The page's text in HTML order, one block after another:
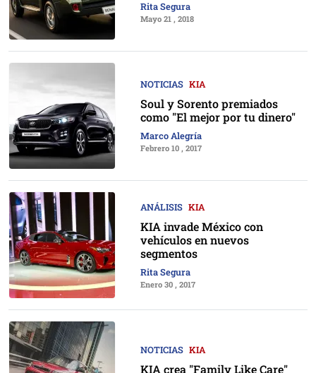
Rita Segura
Mayo 21 , 2018
NOTICIAS KIA
Soul y Sorento premiados
como "El mejor por tu dinero"
Marco Alegría
Febrero 10 , 2017
ANÁLISIS KIA
KIA invade México con
vehículos en nuevos
segmentos
Rita Segura
Enero 30 , 2017
NOTICIAS KIA
KIA crea "Family Like Care"